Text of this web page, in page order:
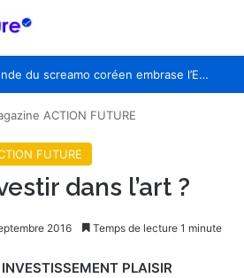
Hollow Jan : la légende du screamo coréen embrase l’Europe pour la première fois
ACTION FUTURE
FUTURE
dans l’art ?
2016 Temps de lecture 1 minute
PLAISIR